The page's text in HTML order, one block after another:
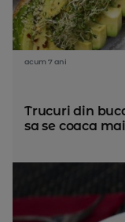
acum 7 ani
Trucuri din
sa se coaca